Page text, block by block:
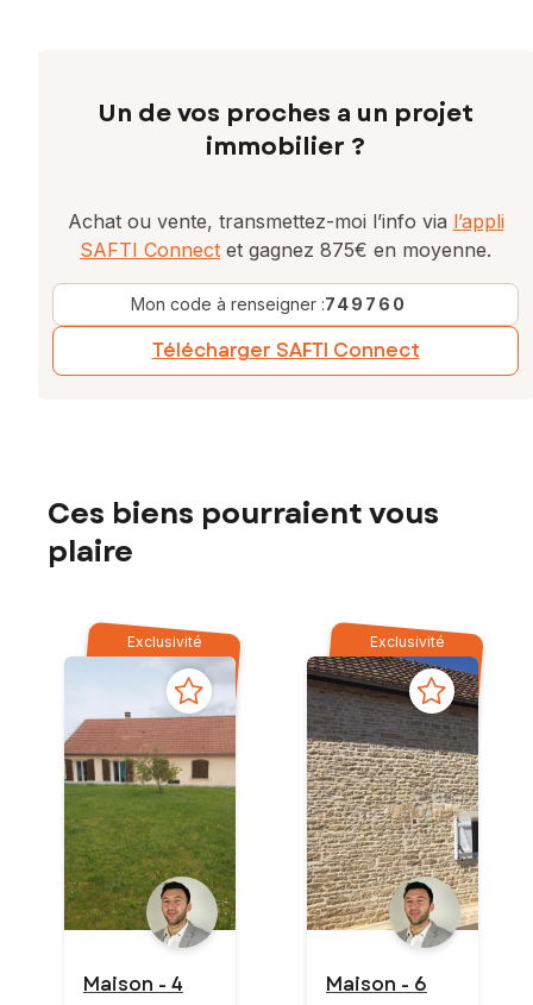
Un de vos proches a un projet
immobilier ?
Achat ou vente, transmettez-moi l’info via l’appli
SAFTI Connect et gagnez 875€ en moyenne.
Mon code à renseigner :749760
Télécharger SAFTI Connect
Ces biens pourraient vous
plaire
Exclusivité
Maison - 4
Exclusivité
Maison - 6